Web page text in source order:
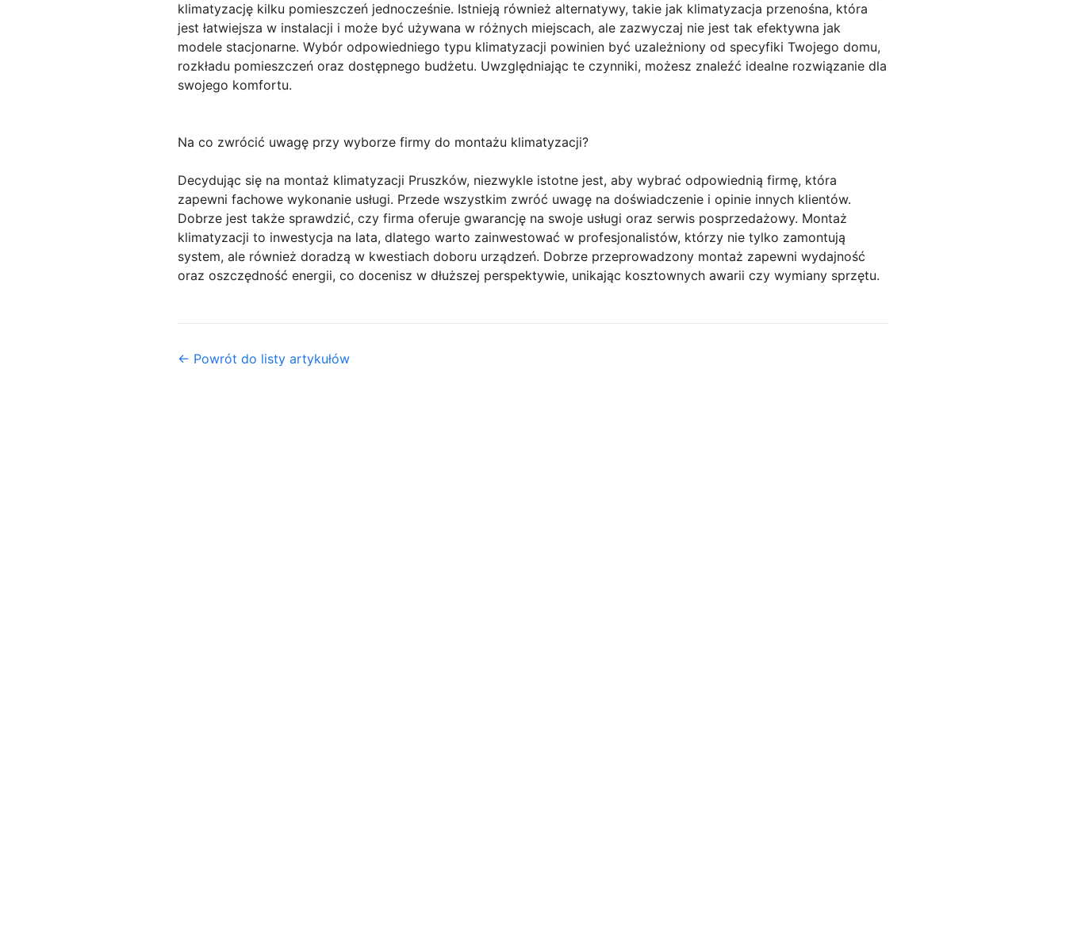
klimatyzację kilku pomieszczeń jednocześnie. Istnieją również alternatywy, takie jak klimatyzacja przenośna, która
jest łatwiejsza w instalacji i może być używana w różnych miejscach, ale zazwyczaj nie jest tak efektywna jak
modele stacjonarne. Wybór odpowiedniego typu klimatyzacji powinien być uzależniony od specyfiki Twojego domu,
rozkładu pomieszczeń oraz dostępnego budżetu. Uwzględniając te czynniki, możesz znaleźć idealne rozwiązanie dla
swojego komfortu.
Na co zwrócić uwagę przy wyborze firmy do montażu klimatyzacji?
Decydując się na montaż klimatyzacji Pruszków, niezwykle istotne jest, aby wybrać odpowiednią firmę, która
zapewni fachowe wykonanie usługi. Przede wszystkim zwróć uwagę na doświadczenie i opinie innych klientów.
Dobrze jest także sprawdzić, czy firma oferuje gwarancję na swoje usługi oraz serwis posprzedażowy. Montaż
klimatyzacji to inwestycja na lata, dlatego warto zainwestować w profesjonalistów, którzy nie tylko zamontują
system, ale również doradzą w kwestiach doboru urządzeń. Dobrze przeprowadzony montaż zapewni wydajność
oraz oszczędność energii, co docenisz w dłuższej perspektywie, unikając kosztownych awarii czy wymiany sprzętu.
← Powrót do listy artykułów